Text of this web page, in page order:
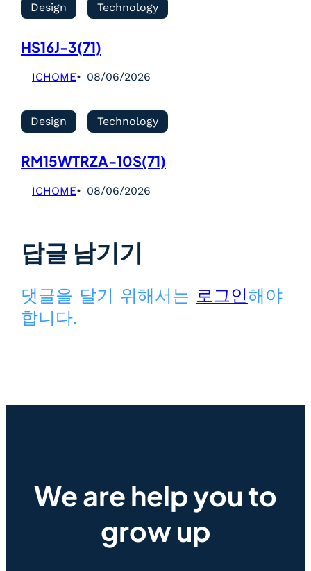
Design Technology
HS16J-3(71)
ICHOME 08/06/2026
Design Technology
RM15WTRZA-10S(71)
ICHOME 08/06/2026
답글 남기기
댓글을 달기 위해서는 로그인해야
합니다.
We are help you to
grow up